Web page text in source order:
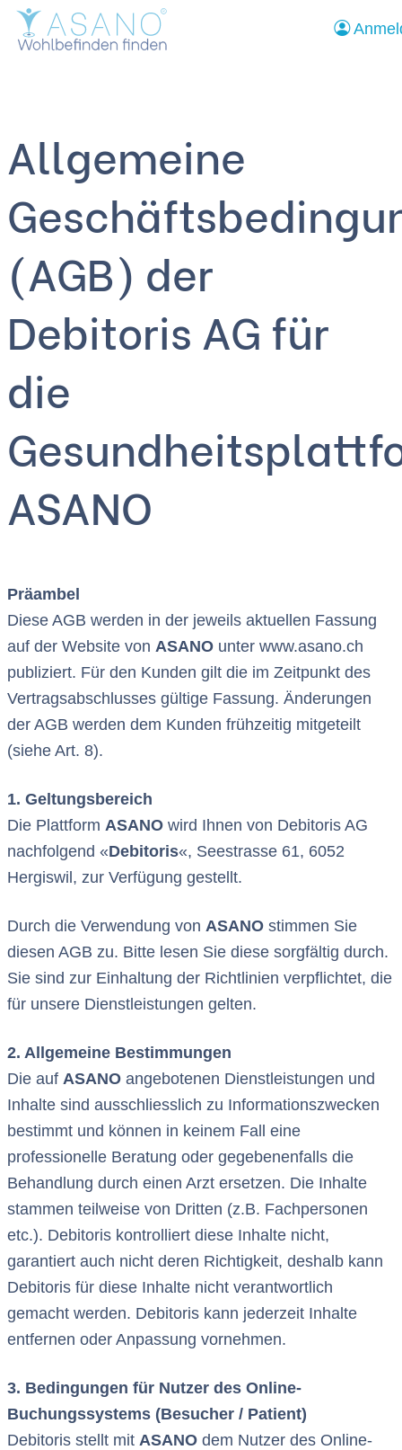
Allgemeine
(AGB) der
Debitoris AG für
die
ASANO
Präambel
Diese AGB werden in der jeweils aktuellen Fassung
auf der Website von ASANOunter www.asano.ch
publiziert. Für den Kunden gilt die im Zeitpunkt des
Vertragsabschlusses gültige Fassung. Änderungen
der AGB werden dem Kunden frühzeitig mitgeteilt
(siehe Art. 8).
1. Geltungsbereich
Die Plattform ASANOwird Ihnen von Debitoris AG
nachfolgend «Debitoris«, Seestrasse 61, 6052
Hergiswil, zur Verfügung gestellt.
Durch die Verwendung von ASANOstimmen Sie
diesen AGB zu. Bitte lesen Sie diese sorgfältig durch.
Sie sind zur Einhaltung der Richtlinien verpflichtet, die
für unsere Dienstleistungen gelten.
2. Allgemeine Bestimmungen
Die auf ASANOangebotenen Dienstleistungen und
Inhalte sind ausschliesslich zu Informationszwecken
bestimmt und können in keinem Fall eine
professionelle Beratung oder gegebenenfalls die
Behandlung durch einen Arzt ersetzen. Die Inhalte
stammen teilweise von Dritten (z.B. Fachpersonen
etc.). Debitoris kontrolliert diese Inhalte nicht,
garantiert auch nicht deren Richtigkeit, deshalb kann
Debitoris für diese Inhalte nicht verantwortlich
gemacht werden. Debitoris kann jederzeit Inhalte
entfernen oder Anpassung vornehmen.
3. Bedingungen für Nutzer des Online-
Buchungssystems (Besucher / Patient)
Debitoris stellt mit ASANOdem Nutzer des Online-